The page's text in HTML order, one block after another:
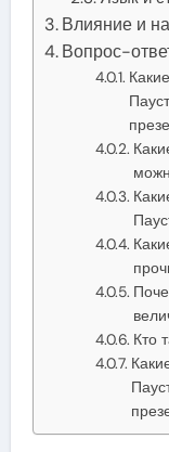
Влияние и
Вопрос-
Кто